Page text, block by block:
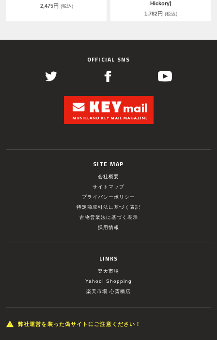
2,475円 (税込)
Hickory]
1,782円 (税込)
OFFICIAL SNS
SITE MAP
会社概要
サイトマップ
プライバシーポリシー
特定商取引法に基づく表記
古物営業法に基づく表示
採用情報
LINKS
楽天市場
Yahoo! Shopping
楽天市場 心斎橋店
弊社運営を装った偽サイトにご注意ください！